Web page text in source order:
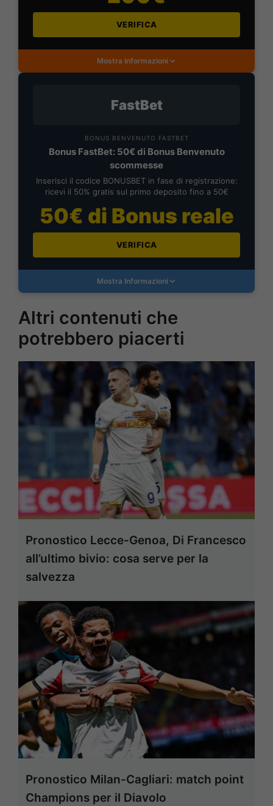
VERIFICA
Mostra Informazioni
FastBet
BONUS BENVENUTO FASTBET
Bonus FastBet: 50€ di Bonus Benvenuto
scommesse
Inserisci il codice BONUSBET in fase di registrazione:
ricevi il 50% gratis sul primo deposito fino a 50€
50€ di Bonus reale
VERIFICA
Mostra Informazioni
Altri contenuti che
potrebbero piacerti
Pronostico Lecce-Genoa, Di Francesco
all’ultimo bivio: cosa serve per la
salvezza
Pronostico Milan-Cagliari: match point
Champions per il Diavolo